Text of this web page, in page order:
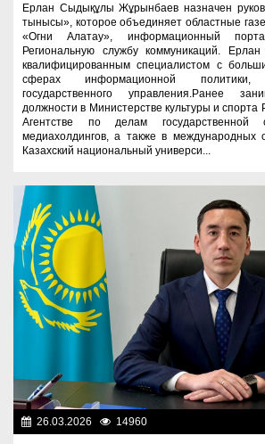
Ерлан Сыдықұлы Жұрынбаев назначен
тынысы», которое объединяет областные
«Огни Алатау», информационный
Региональную службу коммуникаций.
квалифицированным специалистом с
сферах информационной
государственного управления.Ранее
должности в Министерстве культуры и спорта
Агентстве по делам
медиахолдингов, а также в международных
Казахский национальный универси...
26.03.2026 14960